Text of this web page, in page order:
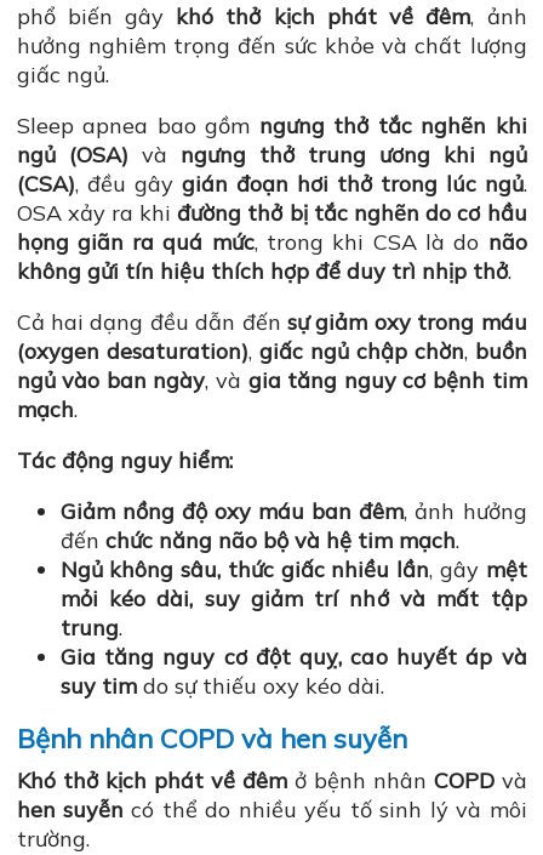
phổ biến gây khó thở kịch phát về đêm, ảnh
hưởng nghiêm trọng đến sức khỏe và chất lượng
giấc ngủ.
Sleep apnea bao gồm ngưng thở tắc nghẽn khi
ngủ (OSA) và ngưng thở trung ương khi ngủ
(CSA), đều gây gián đoạn hơi thở trong lúc ngủ.
OSA xảy ra khi đường thở bị tắc nghẽn do cơ hầu
họng giãn ra quá mức, trong khi CSA là do não
không gửi tín hiệu thích hợp để duy trì nhịp thở.
Cả hai dạng đều dẫn đến sự giảm oxy trong máu
(oxygen desaturation), giấc ngủ chập chờn, buồn
ngủ vào ban ngày, và gia tăng nguy cơ bệnh tim
mạch.
Tác động nguy hiểm:
Giảm nồng độ oxy máu ban đêm, ảnh hưởng
đến chức năng não bộ và hệ tim mạch.
Ngủ không sâu, thức giấc nhiều lần, gây mệt
mỏi kéo dài, suy giảm trí nhớ và mất tập
trung.
Gia tăng nguy cơ đột quỵ, cao huyết áp và
suy timdo sự thiếu oxy kéo dài.
Bệnh nhân COPD và hen suyễn
Khó thở kịch phát về đêmở bệnh nhân COPDvà
hen suyễn có thể do nhiều yếu tố sinh lý và môi
trường.